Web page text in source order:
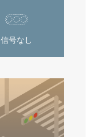
信号なし